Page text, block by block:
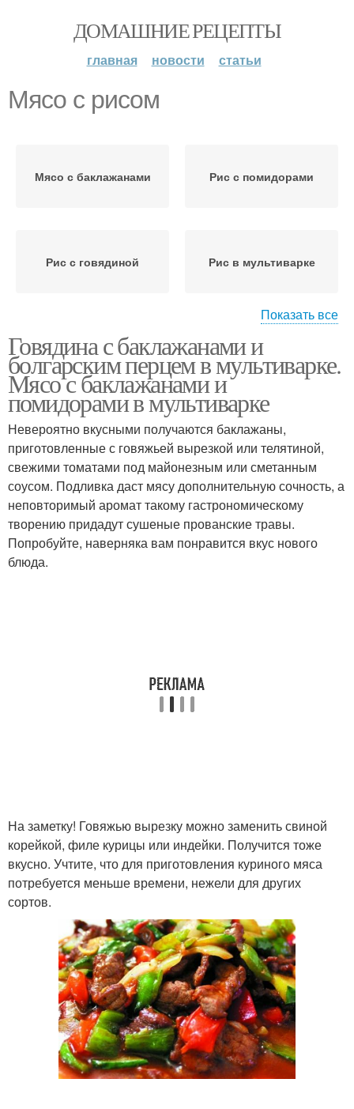
ДОМАШНИЕ РЕЦЕПТЫ
главная новости статьи
Мясо с рисом
Мясо с баклажанами Рис с помидорами
Рис с говядиной Рис в мультиварке
Вкусный рис Рассыпчатый рис
Рис с луком Рис с томатной пастой
Рис с овощами
Показать все
Говядина с баклажанами и
болгарским перцем в мультиварке.
Мясо с баклажанами и
помидорами в мультиварке
Невероятно вкусными получаются баклажаны,
приготовленные с говяжьей вырезкой или телятиной,
свежими томатами под майонезным или сметанным
соусом. Подливка даст мясу дополнительную сочность, а
неповторимый аромат такому гастрономическому
творению придадут сушеные прованские травы.
Попробуйте, наверняка вам понравится вкус нового
блюда.
На заметку! Говяжью вырезку можно заменить свиной
корейкой, филе курицы или индейки. Получится тоже
вкусно. Учтите, что для приготовления куриного мяса
потребуется меньше времени, нежели для других
сортов.